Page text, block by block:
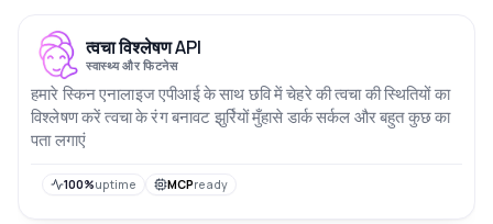
त्वचा विश्लेषण API
स्वास्थ्य और फिटनेस
हमारे स्किन एनालाइज एपीआई के साथ छवि में चेहरे की त्वचा की स्थितियों का
विश्लेषण करें त्वचा के रंग बनावट झुर्रियों मुँहासे डार्क सर्कल और बहुत कुछ का
पता लगाएं
100%uptime MCPready